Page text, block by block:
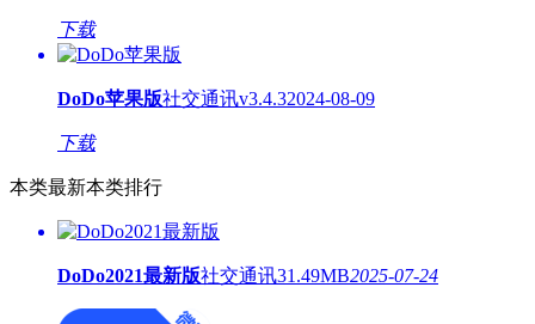
下载
DoDo苹果版社交通讯v3.4.32024-08-09
下载
本类最新本类排行
DoDo2021最新版社交通讯31.49MB2025-07-24